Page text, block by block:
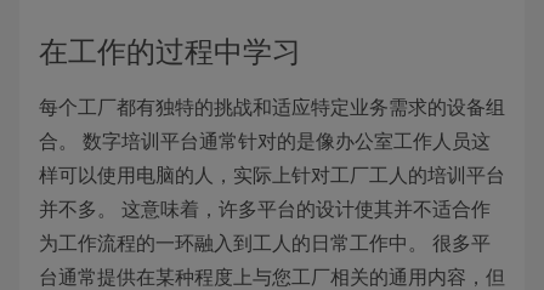
在工作的过程中学习
每个工厂都有独特的挑战和适应特定业务需求的设备组
合。 数字培训平台通常针对的是像办公室工作人员这
样可以使用电脑的人，实际上针对工厂工人的培训平台
并不多。 这意味着，许多平台的设计使其并不适合作
为工作流程的一环融入到工人的日常工作中。 很多平
台通常提供在某种程度上与您工厂相关的通用内容，但